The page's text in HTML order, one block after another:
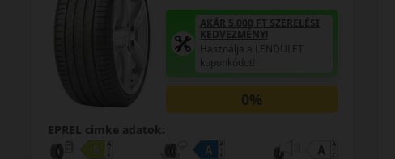
AKÁR 5.000 FT SZERELÉSI
KEDVEZMÉNY!
Használja a LENDÜLET
kuponkódot!
0%
EPREL cimke adatok: